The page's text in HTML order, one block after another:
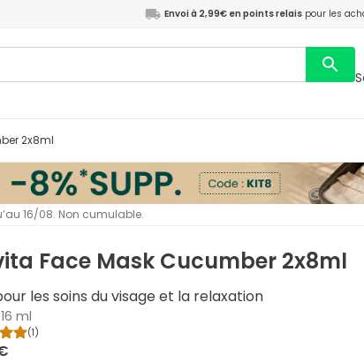
Envoi à 2,99€ en points relais pour les
2x8ml
16/08. Non cumulable.
Face Mask Cucumber 2x8ml
les soins du visage et la relaxation
16 ml
(1)